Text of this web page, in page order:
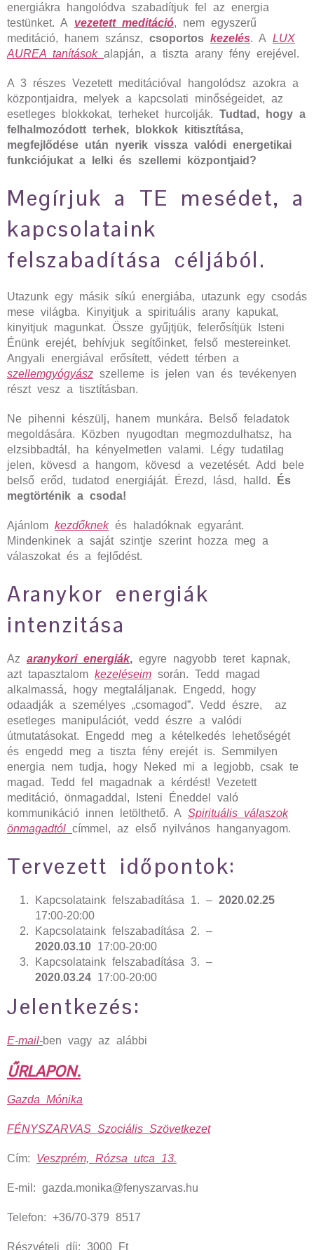
energiákra hangolódva szabadítjuk fel az energia
testünket. A
vezetett meditáció, nem egyszerű
meditáció, hanem szánsz, csoportos kezelés. A LUX
AUREA tanítások alapján, a tiszta arany fény erejével.
A 3 részes Vezetett meditációval hangolódsz azokra a
központjaidra, melyek a kapcsolati minőségeidet, az
esetleges blokkokat, terheket hurcolják. Tudtad, hogy a
felhalmozódott terhek, blokkok kitisztítása,
megfejlődése után nyerik vissza valódi energetikai
funkciójukat a lelki és szellemi központjaid?
Megírjuk a TE mesédet, a
kapcsolataink
felszabadítása céljából.
Utazunk egy másik síkú energiába, utazunk egy csodás
mese világba. Kinyitjuk a spirituális arany kapukat,
kinyitjuk magunkat. Össze gyűjtjük, felerősítjük Isteni
Énünk erejét, behívjuk segítőinket, felső mestereinket.
Angyali energiával erősített, védett térben a
szellemgyógyász szelleme is jelen van és tevékenyen
részt vesz a tisztításban.
Ne pihenni készülj, hanem munkára. Belső feladatok
megoldására. Közben nyugodtan megmozdulhatsz, ha
elzsibbadtál, ha kényelmetlen valami. Légy tudatilag
jelen, kövesd a hangom, kövesd a vezetését. Add bele
belső erőd, tudatod energiáját. Érezd, lásd, halld.
És
megtörténik a csoda!
Ajánlom kezdőknekés haladóknak egyaránt.
Mindenkinek a saját szintje szerint hozza meg a
válaszokat és a fejlődést.
Aranykor energiák
intenzitása
Az aranykori energiák, egyre nagyobb teret kapnak,
azt tapasztalom kezeléseim során. Tedd magad
alkalmassá, hogy megtaláljanak. Engedd, hogy
odaadják a személyes „csomagod”. Vedd észre, az
esetleges manipulációt, vedd észre a valódi
útmutatásokat. Engedd meg a kételkedés lehetőségét
és engedd meg a tiszta fény erejét is. Semmilyen
energia nem tudja, hogy Neked mi a legjobb, csak te
magad. Tedd fel magadnak a kérdést! Vezetett
meditáció, önmagaddal, Isteni Éneddel való
kommunikáció innen letölthető. A Spirituális válaszok
önmagadtól címmel, az első nyilvános hanganyagom.
Tervezett időpontok:
Kapcsolataink felszabadítása 1. – 2020.02.25
17:00-20:00
Kapcsolataink felszabadítása 2. –
2020.03.10 17:00-20:00
Kapcsolataink felszabadítása 3. –
2020.03.24 17:00-20:00
Jelentkezés:
E-mail-ben vagy az alábbi
ŰRLAPON.
Gazda Mónika
FÉNYSZARVAS Szociális Szövetkezet
Cím: Veszprém, Rózsa utca 13.
E-mil: gazda.monika@fenyszarvas.hu
Telefon: +36/70-379 8517
Részvételi díj: 3000 Ft